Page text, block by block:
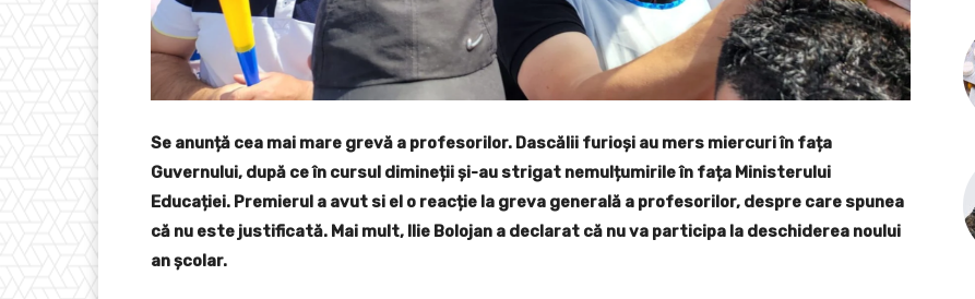
Se anunță cea mai mare grevă a profesorilor. Dascălii furioși au mers miercuri în fața
Guvernului, după ce în cursul dimineții și-au strigat nemulțumirile în fața Ministerului
Educației. Premierul a avut si el o reacție la greva generală a profesorilor, despre care spunea
că nu este justificată. Mai mult, Ilie Bolojan a declarat că nu va participa la deschiderea noului
an școlar.